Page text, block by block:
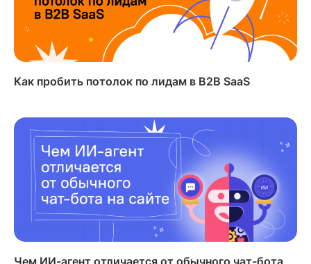
Как пробить потолок по лидам в B2B SaaS